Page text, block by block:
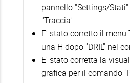
pannello "Settings/
"Traccia".
E' stato corretto il menu
una H dopo "DRIL" nel
E' stato corretta la
grafica per il comando